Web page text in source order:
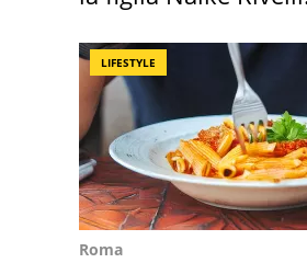
LIFESTYLE
Roma